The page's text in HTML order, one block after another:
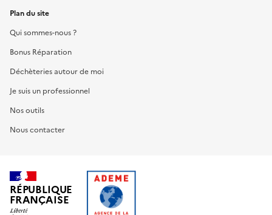
Plan du site
Qui sommes-nous ?
Bonus Réparation
Déchèteries autour de moi
Je suis un professionnel
Nos outils
Nous contacter
RÉPUBLIQUE
FRANÇAISE